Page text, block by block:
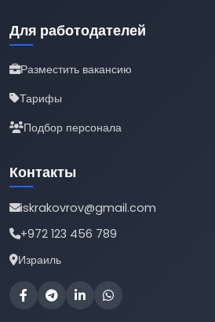
Для работодателей
Разместить вакансию
Тарифы
Подбор персонала
Контакты
iskrakovrov@gmail.com
+972 123 456 789
Израиль